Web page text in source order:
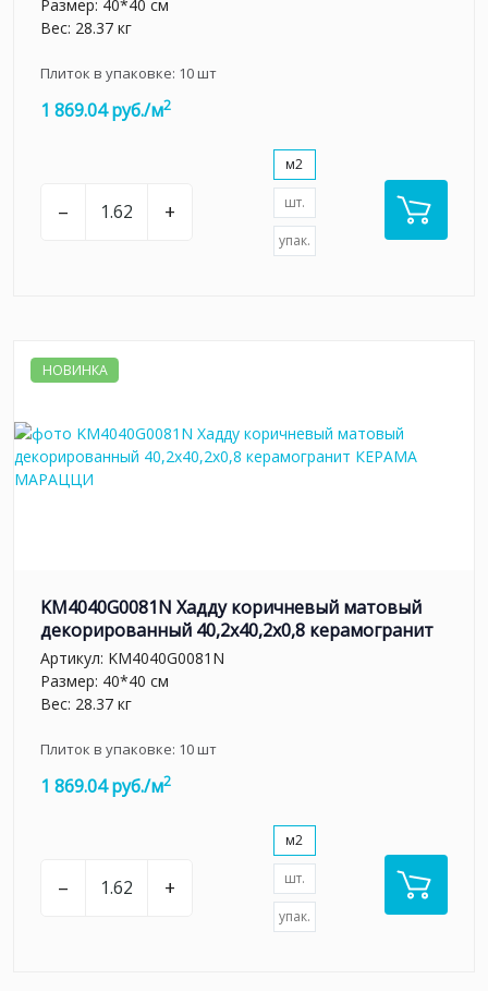
Размер: 40*40 см
Вес: 28.37 кг
Плиток в упаковке: 10шт
1 869.04 руб./м2
– +
м2
шт.
упак.
НОВИНКА
KM4040G0081N Хадду коричневый матовый
декорированный 40,2x40,2x0,8 керамогранит
Артикул: KM4040G0081N
Размер: 40*40 см
Вес: 28.37 кг
Плиток в упаковке: 10шт
1 869.04 руб./м2
– +
м2
шт.
упак.